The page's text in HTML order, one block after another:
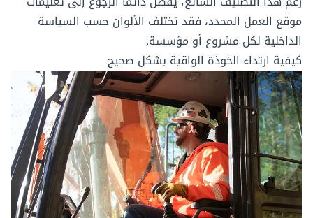
موقع العمل المحدد، فقد تختلف الألوان حسب السياسة
الداخلية لكل مشروع أو مؤسسة.
كيفية ارتداء الخوذة الواقية بشكل صحيح